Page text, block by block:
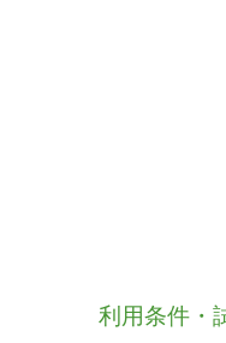
利用条件・